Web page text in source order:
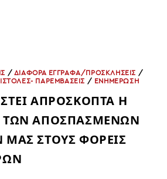
/ ΔΙΑΦΟΡΑ ΕΓΓΡΑΦΑ/ΠΡΟΣΚΛΗΣΕΙΣ /
ΠΑΡΕΜΒΑΣΕΙΣ / ΕΝΗΜΕΡΩΣΗ
ΑΠΡΟΣΚΟΠΤΑ Η
ΤΩΝ ΑΠΟΣΠΑΣΜΕΝΩΝ
ΣΤΟΥΣ ΦΟΡΕΙΣ